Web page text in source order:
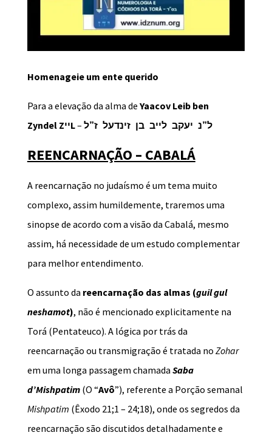
Homenageie um ente querido
Para a elevação da alma de Yaacov Leib ben
Zyndel ZייL– ל”נ יעקב לייב בן זינדעל ז”ל
REENCARNAÇÃO – CABALÁ
A reencarnação no judaísmo é um tema muito
complexo, assim humildemente, traremos uma
sinopse de acordo com a visão da Cabalá, mesmo
assim, há necessidade de um estudo complementar
para melhor entendimento.
O assunto da reencarnação das almas (guil gul
neshamot), não é mencionado explicitamente na
Torá (Pentateuco). A lógica por trás da
reencarnação ou transmigração é tratada no Zohar
em uma longa passagem chamada Saba
d’Mishpatim(O “Avô”), referente a Porção semanal
Mishpatim (Êxodo 21;1 – 24;18), onde os segredos da
reencarnação são discutidos detalhadamente e